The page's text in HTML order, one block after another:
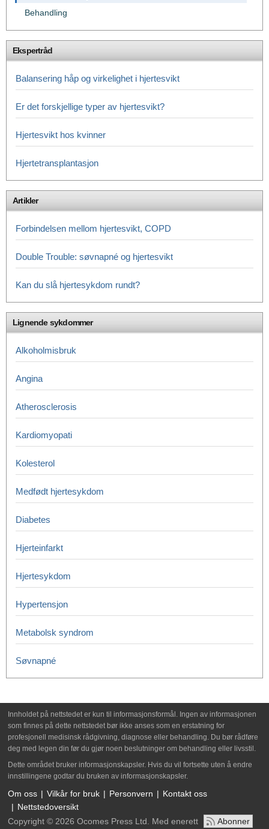
Behandling
Ekspertråd
Balansering håp og virkelighet i hjertesvikt
Er det forskjellige typer av hjertesvikt?
Hjertesvikt hos kvinner
Hjertetransplantasjon
Artikler
Forbindelsen mellom hjertesvikt, COPD
Double Trouble: søvnapné og hjertesvikt
Kan du slå hjertesykdom rundt?
Lignende sykdommer
Alkoholmisbruk
Angina
Atherosclerosis
Kardiomyopati
Kolesterol
Medfødt hjertesykdom
Diabetes
Hjerteinfarkt
Hjertesykdom
Hypertensjon
Metabolsk syndrom
Søvnapné
Innholdet på nettstedet er kun til informasjonsformål. Ingen av informasjonen
som finnes på dette nettstedet bør ikke anses som en erstatning for
profesjonell medisinsk rådgivning, diagnose eller behandling. Du bør rådføre
deg med legen din før du gjør noen beslutninger om behandling eller livsstil.
Dette området bruker informasjonskapsler. Hvis du vil fortsette uten å endre
innstillingene godtar du bruken av informasjonskapsler.
Om oss Vilkår for bruk Personvern
Kontakt oss
Nettstedoversikt
Copyright © 2026 Ocomes Press Ltd. Med enerett
Abonner